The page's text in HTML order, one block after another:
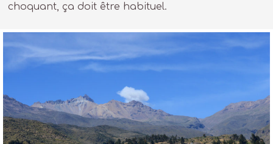
choquant, ça doit être habituel.